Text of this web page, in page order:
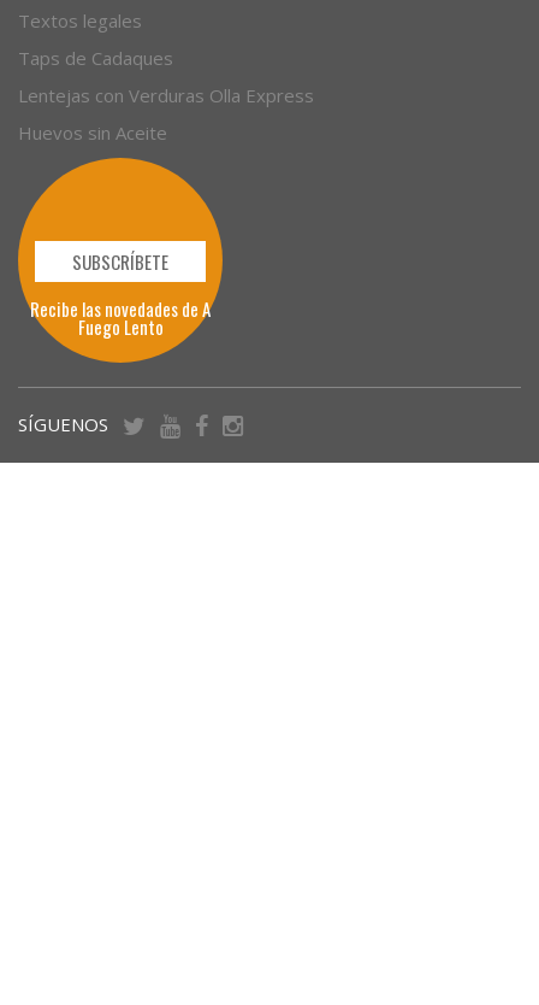
Textos legales
Taps de Cadaques
Lentejas con Verduras Olla Express
Huevos sin Aceite
SUBSCRÍBETE
Recibe las novedades de A
Fuego Lento
SÍGUENOS